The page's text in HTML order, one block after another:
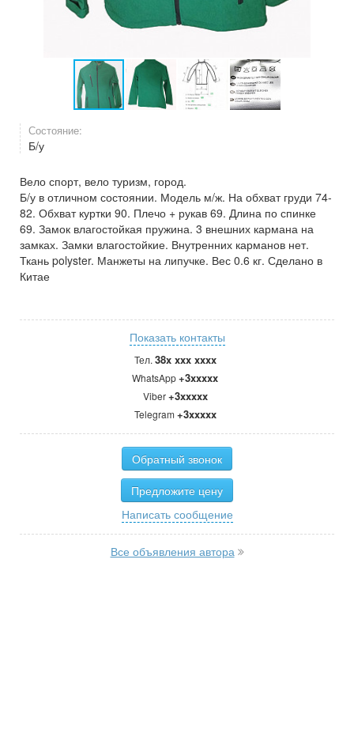
Состояние:
Б/у
Вело спорт, вело туризм, город.
Б/у в отличном состоянии. Модель м/ж. На обхват груди 74-
82. Обхват куртки 90. Плечо + рукав 69. Длина по спинке
69. Замок влагостойкая пружина. 3 внешних кармана на
замках. Замки влагостойкие. Внутренних карманов нет.
Ткань polyster. Манжеты на липучке. Вес 0.6 кг. Сделано в
Китае
Показать контакты
Тел. 38x xxx xxxx
WhatsApp+3xxxxx
Viber+3xxxxx
Telegram +3xxxxx
Обратный звонок
Предложите цену
Написать сообщение
Все объявления автора